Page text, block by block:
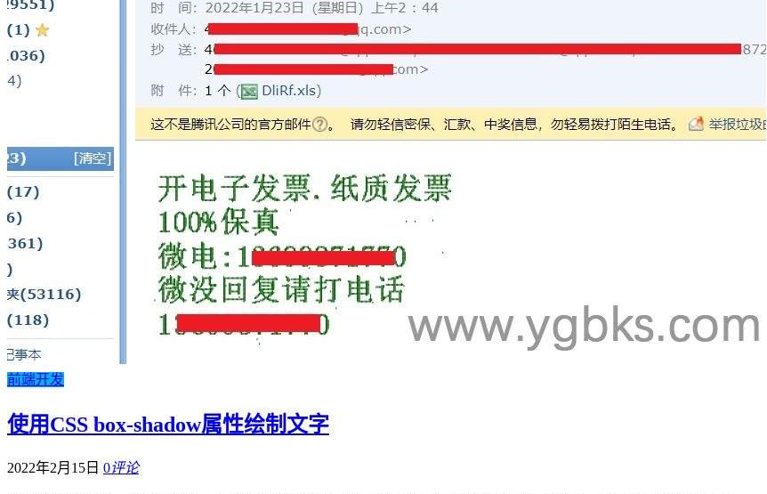
前端开发
使用CSS box-shadow属性绘制文字
2022年2月15日 0评论